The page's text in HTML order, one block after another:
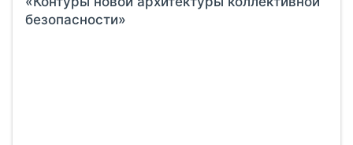
безопасности»